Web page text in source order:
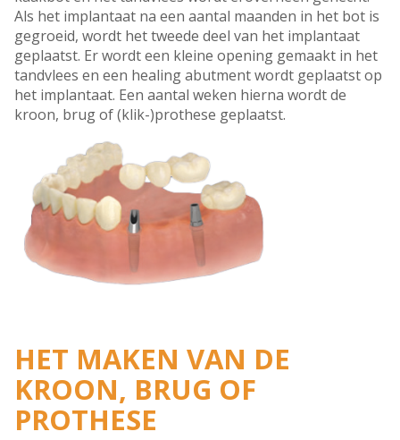
Als het implantaat na een aantal maanden in het bot is
gegroeid, wordt het tweede deel van het implantaat
geplaatst. Er wordt een kleine opening gemaakt in het
tandvlees en een healing abutment wordt geplaatst op
het implantaat. Een aantal weken hierna wordt de
kroon, brug of (klik-)prothese geplaatst.
HET MAKEN VAN DE
KROON, BRUG OF
PROTHESE